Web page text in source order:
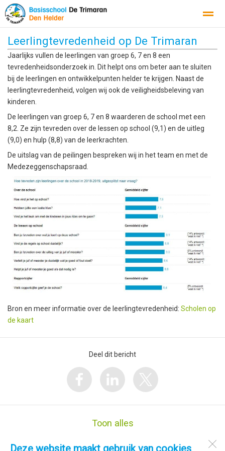
Inspectierapport Omgangsprotocol
Home Agenda Foto's Instagram
Deze website maakt gebruik van cookies
Leerlingtevredenheid op De Trimaran
Jaarlijks vullen de leerlingen van groep 6, 7 en 8 een
tevredenheidsonderzoek in. Dit helpt ons om beter aan te sluiten
bij de leerlingen en ontwikkelpunten helder te krijgen. Naast de
leerlingtevredenheid, volgen wij ook de veiligheidsbeleving van
kinderen.
De leerlingen van groep 6, 7 en 8 waarderen de school met een
8,2. Ze zijn tevreden over de lessen op school (9,1) en de uitleg
(9,0) en hulp (8,8) van de leerkrachten.
De uitslag van de peilingen bespreken wij in het team en met de
Medezeggenschapsraad.
Bron en meer informatie over de leerlingtevredenheid: Scholen op
de kaart
Deel dit bericht
Toon alles